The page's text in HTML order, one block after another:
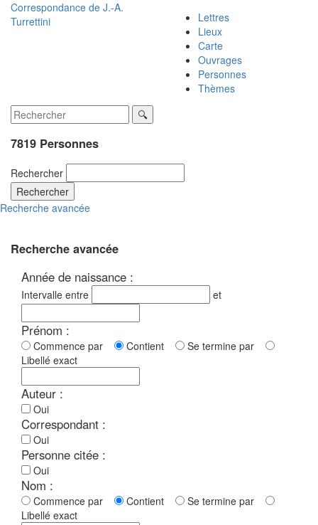
Correspondance de J.-A.
Turrettini
Lettres
Lieux
Carte
Ouvrages
Personnes
Thèmes
7819 Personnes
Rechercher
Rechercher
Recherche avancée
Recherche avancée
Année de naissance :
Intervalle entre et
Prénom :
Commence par Contient
Se termine par
Libellé exact
Auteur :
Oui
Correspondant :
Oui
Personne citée :
Oui
Nom :
Commence par Contient
Se termine par
Libellé exact